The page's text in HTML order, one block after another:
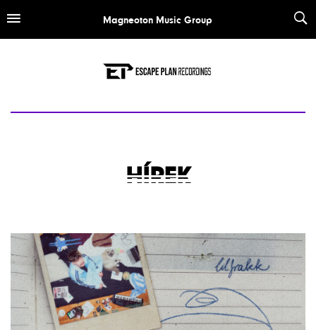
Magneoton Music Group
MAGNEOTON
ELEPHANT HOUSE
HÍREK